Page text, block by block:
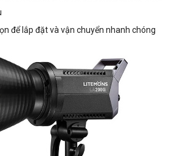
để lắp đặt và vận chuyển nhanh chóng